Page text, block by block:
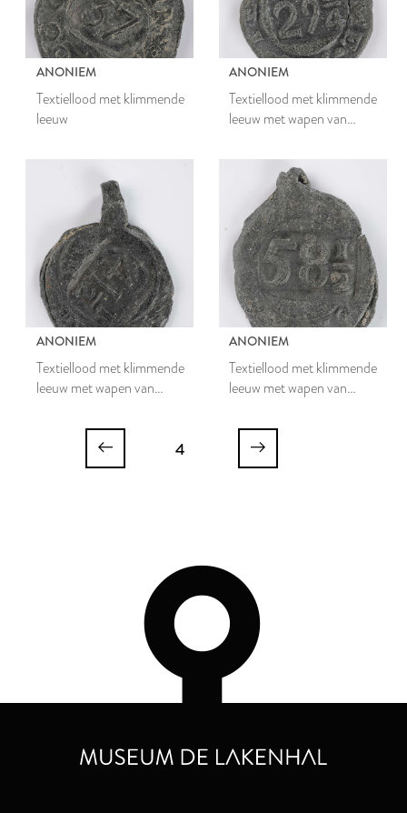
ANONIEM
Textiellood met klimmende
leeuw
ANONIEM
Textiellood met klimmende
leeuw met wapen van
ANONIEM
Textiellood met klimmende
leeuw met wapen van
ANONIEM
Textiellood met klimmende
leeuw met wapen van
4